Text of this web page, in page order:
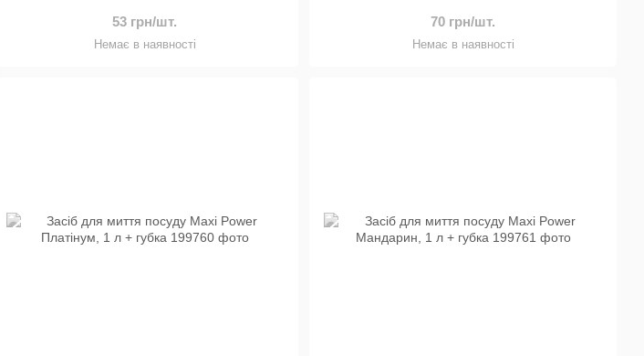
53 грн/шт.
Немає в наявності
70 грн/шт.
Немає в наявності